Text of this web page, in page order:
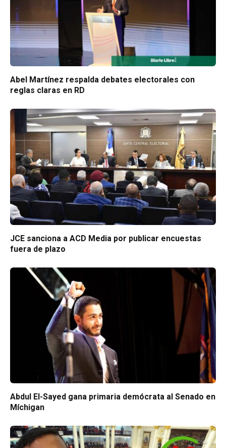
Abel Martínez respalda debates electorales con
reglas claras en RD
JCE sanciona a ACD Media por publicar encuestas
fuera de plazo
Abdul El-Sayed gana primaria demócrata al Senado en
Míchigan